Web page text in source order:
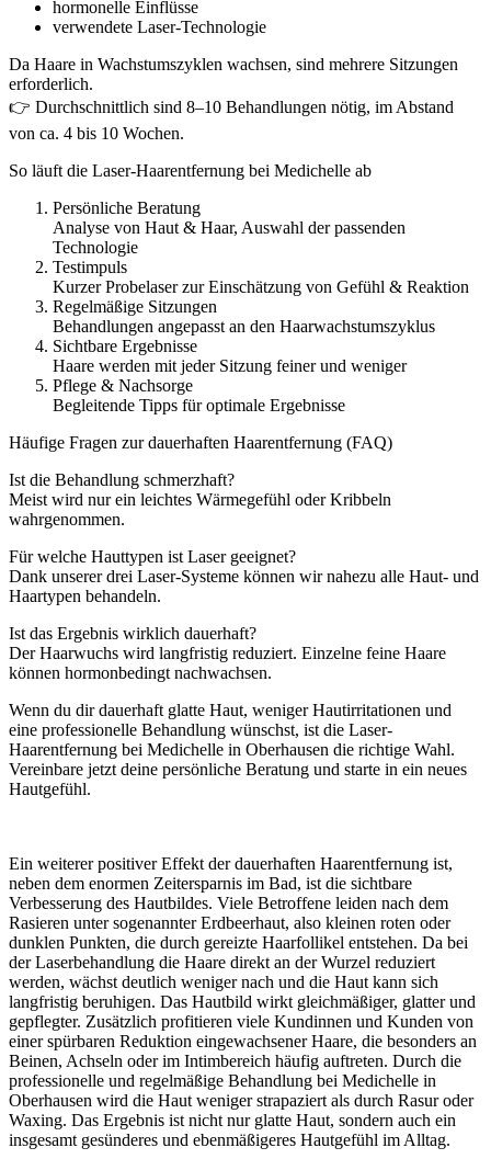
hormonelle Einflüsse
verwendete Laser-Technologie
Da Haare in Wachstumszyklen wachsen, sind mehrere Sitzungen
erforderlich.
👉 Durchschnittlich sind 8–10 Behandlungen nötig, im Abstand
von ca. 4 bis 10 Wochen.
So läuft die Laser-Haarentfernung bei Medichelle ab
Persönliche Beratung
Analyse von Haut & Haar, Auswahl der passenden
Technologie
Testimpuls
Kurzer Probelaser zur Einschätzung von Gefühl & Reaktion
Regelmäßige Sitzungen
Behandlungen angepasst an den Haarwachstumszyklus
Sichtbare Ergebnisse
Haare werden mit jeder Sitzung feiner und weniger
Pflege & Nachsorge
Begleitende Tipps für optimale Ergebnisse
Häufige Fragen zur dauerhaften Haarentfernung (FAQ)
Ist die Behandlung schmerzhaft?
Meist wird nur ein leichtes Wärmegefühl oder Kribbeln
wahrgenommen.
Für welche Hauttypen ist Laser geeignet?
Dank unserer drei Laser-Systeme können wir nahezu alle Haut- und
Haartypen behandeln.
Ist das Ergebnis wirklich dauerhaft?
Der Haarwuchs wird langfristig reduziert. Einzelne feine Haare
können hormonbedingt nachwachsen.
Wenn du dir dauerhaft glatte Haut, weniger Hautirritationen und
eine professionelle Behandlung wünschst, ist die Laser-
Haarentfernung bei Medichelle in Oberhausen die richtige Wahl.
Vereinbare jetzt deine persönliche Beratung und starte in ein neues
Hautgefühl.
Ein weiterer positiver Effekt der dauerhaften Haarentfernung ist,
neben dem enormen Zeitersparnis im Bad, ist die sichtbare
Verbesserung des Hautbildes. Viele Betroffene leiden nach dem
Rasieren unter sogenannter Erdbeerhaut, also kleinen roten oder
dunklen Punkten, die durch gereizte Haarfollikel entstehen. Da bei
der Laserbehandlung die Haare direkt an der Wurzel reduziert
werden, wächst deutlich weniger nach und die Haut kann sich
langfristig beruhigen. Das Hautbild wirkt gleichmäßiger, glatter und
gepflegter. Zusätzlich profitieren viele Kundinnen und Kunden von
einer spürbaren Reduktion eingewachsener Haare, die besonders an
Beinen, Achseln oder im Intimbereich häufig auftreten. Durch die
professionelle und regelmäßige Behandlung bei Medichelle in
Oberhausen wird die Haut weniger strapaziert als durch Rasur oder
Waxing. Das Ergebnis ist nicht nur glatte Haut, sondern auch ein
insgesamt gesünderes und ebenmäßigeres Hautgefühl im Alltag.